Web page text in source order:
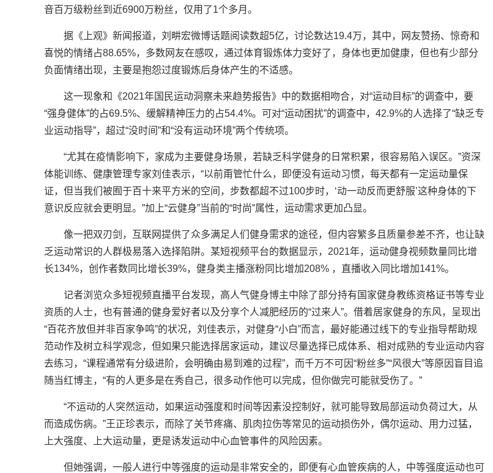
音百万级粉丝到近6900万粉丝，仅用了1个多月。
据《上观》新闻报道，刘畊宏微博话题阅读数超5亿，讨论数达19.4万，其中，网友赞扬、惊奇和
喜悦的情绪占88.65%，多数网友在感叹，通过体育锻炼体力变好了，身体也更加健康，但也有少部分
负面情绪出现，主要是抱怨过度锻炼后身体产生的不适感。
这一现象和《2021年国民运动洞察未来趋势报告》中的数据相吻合，对“运动目标”的调查中，要
“强身健体”的占69.5%、缓解精神压力的占54.4%。可对“运动困扰”的调查中，42.9%的人选择了“缺乏专
业运动指导”，超过“没时间”和“没有运动环境”两个传统项。
“尤其在疫情影响下，家成为主要健身场景，若缺乏科学健身的日常积累，很容易陷入误区。”资深
体能训练、健康管理专家刘佳表示，“以前甭管忙什么，即便没有运动习惯，每天都有一定运动量保
证，但当我们被囿于百十来平方米的空间，步数都超不过100步时，‘动一动反而更舒服’这种身体的下
意识反应就会更明显。”加上“云健身”当前的“时尚”属性，运动需求更加凸显。
像一把双刃剑，互联网提供了众多满足人们健身需求的途径，但内容繁多且质量参差不齐，也让缺
乏运动常识的人群极易落入选择陷阱。某短视频平台的数据显示，2021年，运动健身视频数量同比增
长134%，创作者数同比增长39%，健身类主播涨粉同比增加208% ，直播收入同比增加141%。
记者浏览众多短视频直播平台发现，高人气健身博主中除了部分持有国家健身教练资格证书等专业
资质的人士，也有普通的健身爱好者以及分享个人减肥经历的“过来人”。借着居家健身的东风，呈现出
“百花齐放但并非百家争鸣”的状况，刘佳表示，对健身“小白”而言，最好能通过线下的专业指导帮助规
范动作及树立科学观念，但如果只能选择居家运动，建议尽量选择已成体系、相对成熟的专业运动内容
去练习，“课程通常有分级进阶，会明确由易到难的过程”，而千万不可因“粉丝多”“风很大”等原因盲目追
随当红博主，“有的人更多是在秀自己，很多动作他可以完成，但你做完可能就受伤了。”
“不运动的人突然运动，如果运动强度和时间等因素没控制好，就可能导致局部运动负荷过大，从
而造成伤病。”王正珍表示，而除了关节疼痛、肌肉拉伤等常见的运动损伤外，偶尔运动、用力过猛，
上大强度、上大运动量，更是诱发运动中心血管事件的风险因素。
但她强调，一般人进行中等强度的运动是非常安全的，即便有心血管疾病的人，中等强度运动也可